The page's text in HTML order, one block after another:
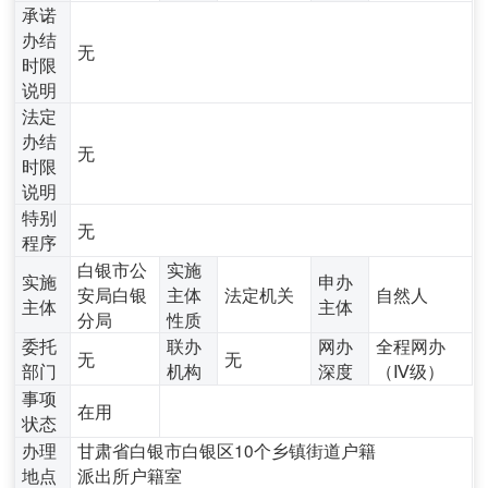
承诺
办结
时限
说明
无
法定
办结
时限
说明
无
特别
程序
无
实施
主体
白银市公
安局白银
分局
实施
主体
性质
法定机关
申办
主体
自然人
委托
部门
无
联办
机构
无
网办
深度
全程网办
（Ⅳ级）
事项
状态
在用
办理
地点
甘肃省白银市白银区10个乡镇街道户籍
派出所户籍室